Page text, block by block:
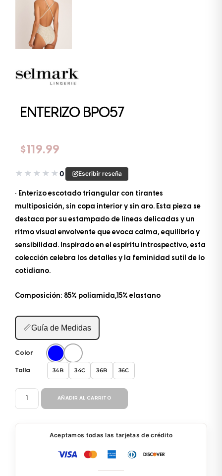
ENTERIZO BP057
$119.99
★ ★ ★ ★ ★0 Escribir reseña
• Enterizo escotado triangular con tirantes
multiposición, sin copa interior y sin aro. Esta pieza se
destaca por su estampado de líneas delicadas y un
ritmo visual envolvente que evoca calma, equilibrio y
sensibilidad. Inspirado en el espíritu introspectivo, esta
colección celebra los detalles y la feminidad sutil de lo
cotidiano.
Composición: 85% poliamida,15% elastano
📏Guía de Medidas
Color
Talla 34B 34C 36B 36C
ENTERIZO
BP057
AÑADIR AL CARRITO
Aceptamos todas las tarjetas de crédito